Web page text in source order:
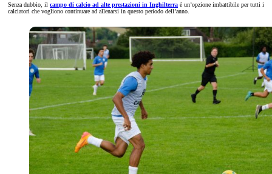
Senza dubbio, il campo di calcio ad alte prestazioni in Inghilterra è un’opzione imbattibile per tutti i
calciatori che vogliono continuare ad allenarsi in questo periodo dell’anno.